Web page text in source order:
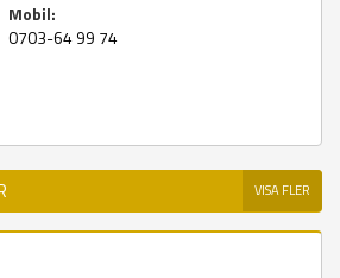
Mobil:
0703-64 99 74
VISA FLER